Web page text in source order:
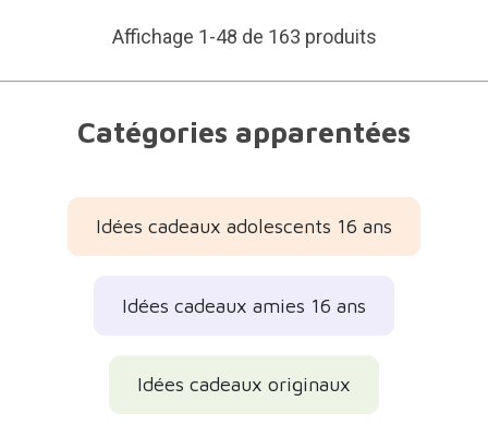
Affichage 1-48 de 163 produits
Catégories apparentées
Idées cadeaux adolescents 16 ans
Idées cadeaux amies 16 ans
Idées cadeaux originaux